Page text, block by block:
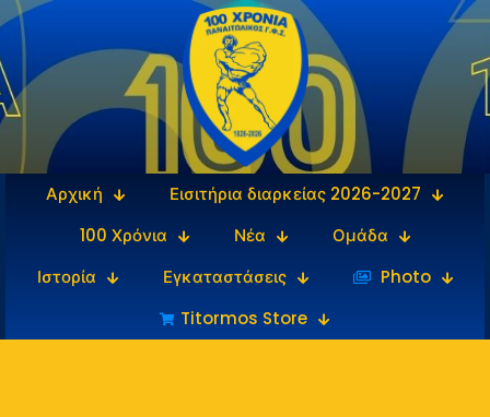
Αρχική
Εισιτήρια διαρκείας 2026-2027
100 Χρόνια
Νέα
Ομάδα
Ιστορία
Εγκαταστάσεις
‎‏‏‎ ‎Photo
Titormos Store